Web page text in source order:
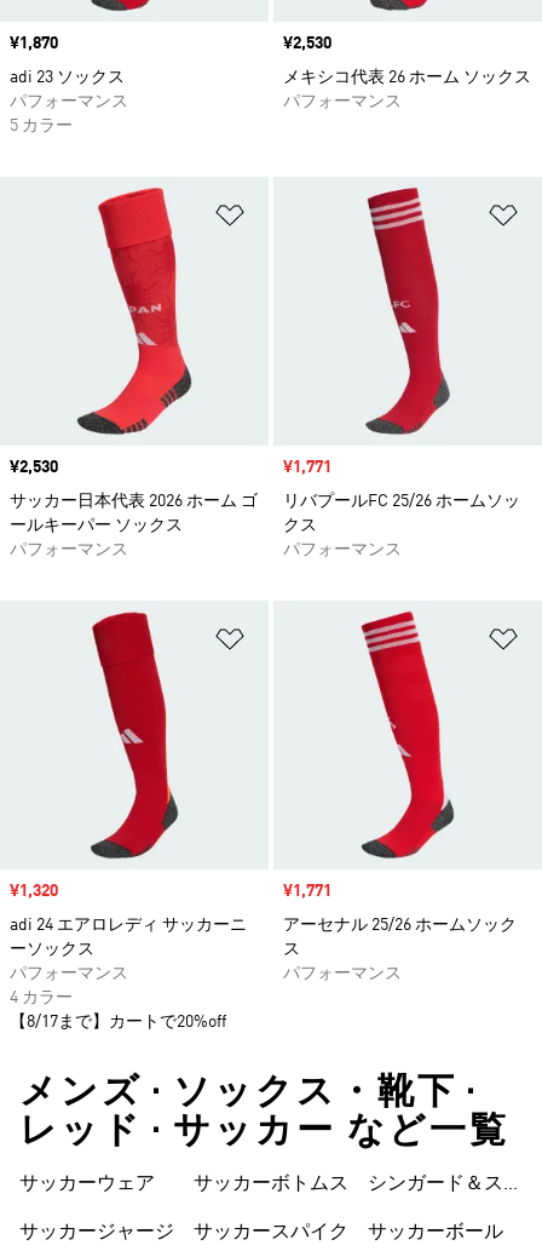
価格
¥1,870
adi 23 ソックス
パフォーマンス
5 カラー
価格
¥2,530
メキシコ代表 26 ホーム ソックス
パフォーマンス
ほしいものリストに追加
価格
¥2,530
サッカー日本代表 2026 ホーム ゴ
ールキーパー ソックス
パフォーマンス
セール価格
¥1,771
リバプールFC 25/26 ホームソッ
クス
パフォーマンス
ほしいものリストに追加
セール価格
¥1,320
adi 24 エアロレディ サッカーニ
ーソックス
パフォーマンス
4 カラー
【8/17まで】カートで20%off
セール価格
¥1,771
アーセナル 25/26 ホームソック
ス
パフォーマンス
メンズ • ソックス・靴下 •
レッド • サッカー など一覧
サッカーウェア
サッカージャージ
サッカーボトムス
サッカースパイク
シンガード＆スト
サッカーボール